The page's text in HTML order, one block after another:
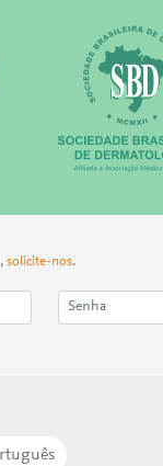
solicite-nos.